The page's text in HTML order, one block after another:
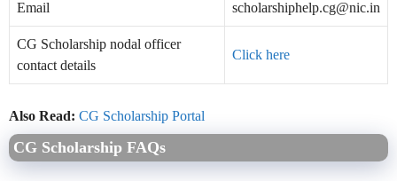
Email scholarshiphelp.cg@nic.in
CG Scholarship nodal officer
contact details
Click here
Also Read: CG Scholarship Portal
CG Scholarship FAQs